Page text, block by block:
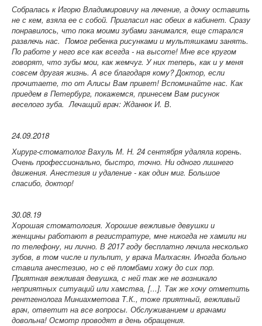
Собралась к Игорю Владимировичу на лечение, а дочку оставить
не с кем, взяла ее с собой. Пригласил нас обеих в кабинет. Сразу
понравилось, что пока моими зубами занимался, еще старался
развлечь нас. Помог ребенка рисунками и мультяшками занять.
По работе у него все как всегда - на высоте! Мне все кругом
говорят, что зубы мои, как жемчуг. У них теперь, как и у меня
совсем другая жизнь. А все благодаря кому? Доктор, если
прочитаете, то от Алисы Вам привет! Вспоминайте нас. Как
приедем в Петербург, покажемся, принесем Вам рисунок
веселого зуба.Лечащий врач: Жданюк И. В.
24.09.2018
Хирург-стоматолог Вахуль М. Н. 24 сентября удаляла корень.
Очень профессионально, быстро, точно. Ни одного лишнего
движения. Анестезия и удаление - как один миг. Большое
спасибо, доктор!
30.08.19
Хорошая стоматология. Хорошие вежливые девушки и
женщины работают в регистратуре, мне никогда не хамили ни
по телефону, ни лично. В 2017 году бесплатно лечила несколько
зубов, в том числе и пульпит, у врача Малхасян. Иногда больно
ставила анестезию, но с её пломбами хожу до сих пор.
Приятная вежливая девушка, с ней так же не возникало
неприятных ситуаций или хамства, [...]. Так же хочу отметить
рентгенолога Миниахметова Т.К., тоже приятный, вежливый
врач, ответит на все вопросы. Обслуживанием и врачами
довольна! Осмотр проводят в день обращения.